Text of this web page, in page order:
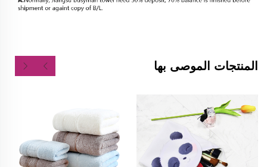
المنتجات الموصى بها